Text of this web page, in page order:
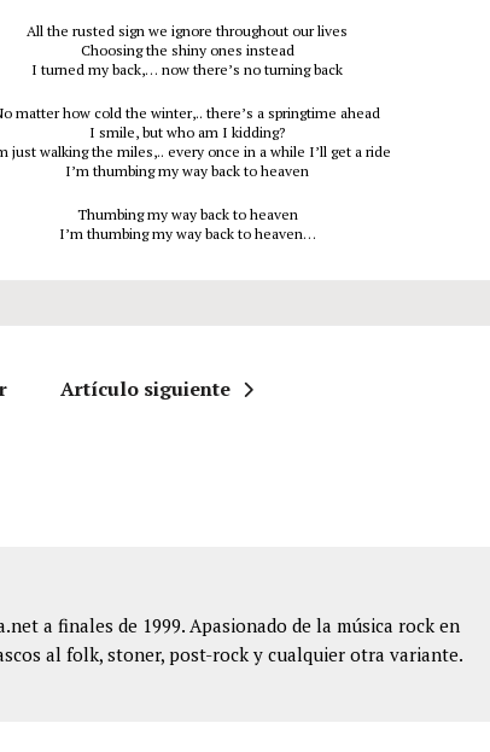
All the rusted sign we ignore throughout our lives
Choosing the shiny ones instead
I turned my back,… now there’s no turning back
matter how cold the winter,.. there’s a springtime ahead
I smile, but who am I kidding?
just walking the miles,.. every once in a while I’ll get a ride
I’m thumbing my way back to heaven
Thumbing my way back to heaven
I’m thumbing my way back to heaven…
Artículo siguiente
a finales de 1999. Apasionado de la música rock en
al folk, stoner, post-rock y cualquier otra variante.